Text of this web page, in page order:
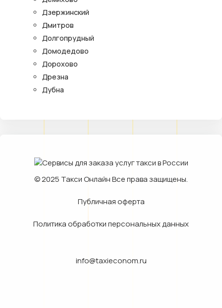
Дзержинский
Дмитров
Долгопрудный
Домодедово
Дорохово
Дрезна
Дубна
© 2025 Такси ОнлайнВсе права защищены.
Публичная оферта
Политика обработки персональных данных
info@taxieconom.ru